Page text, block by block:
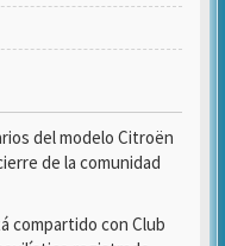
del modelo Citroën
de la comunidad
compartido con Club